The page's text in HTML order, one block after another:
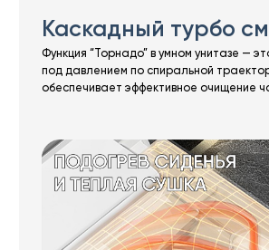
Каскадный турбо
Функция “Торнадо” в умном унитазе —
под давлением по спиральной
обеспечивает эффективное очищение